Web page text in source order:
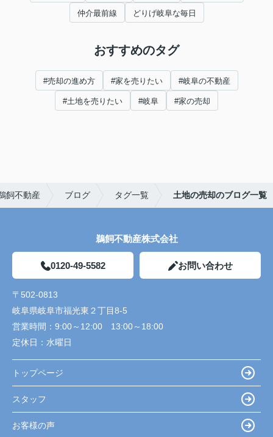
仲介最前線 どりげ岐阜な毎日
おすすめのタグ
#売却の進め方 #家を売りたい #岐阜の不動産
#土地を売りたい #岐阜 #家の売却
飼不動産 ブログ タグ一覧 土地の売却のブログ一覧
鵜飼不動産株式会社
0120-49-5582 お問い合わせ
〒502-0813
岐阜県岐阜市福光東２丁目8-5
営業時間： 9:00～12:00 13:00～18:00
定休日： 水曜日
トップページ
スタッフ
お客様の声